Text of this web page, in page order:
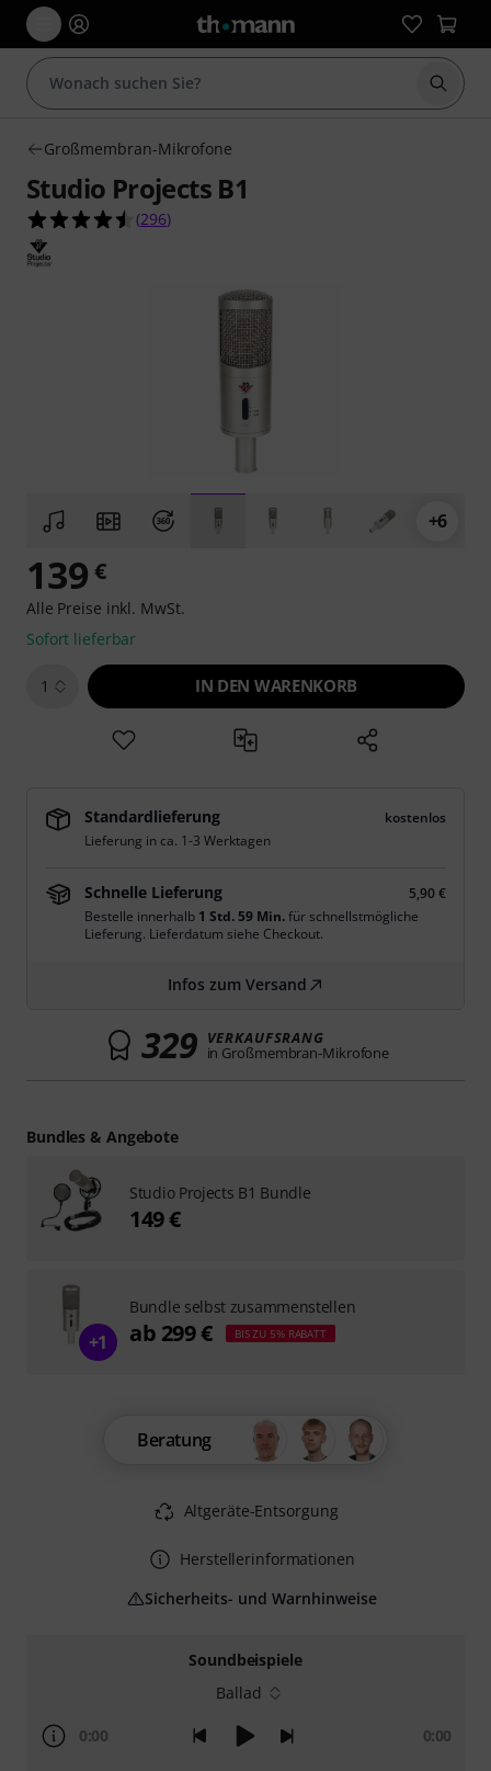
Suche
Großmembran-Mikrofone
Studio Projects B1
4.5 von 5 Sternen aus 296 Kundenbewertungen
(296)
+6
Soundbeispiele
Ballad
0:00 0:00
139 €
Alle Preise inkl. MwSt.
Sofort lieferbar
1 IN DEN WARENKORB
Standardlieferung
kostenlos
Lieferung in ca. 1-3 Werktagen
Schnelle Lieferung
5,90 €
Bestelle innerhalb 1 Std. 59 Min.für schnellstmögliche
Lieferung. Lieferdatum siehe Checkout.
Infos zum Versand
329 VERKAUFSRANG
in Großmembran-Mikrofone
Beratung
Altgeräte-Entsorgung
Herstellerinformationen
Sicherheits- und Warnhinweise
Bundles & Angebote
Studio Projects B1 Bundle
149 €
+1
Bundle selbst zusammenstellen
ab 299 € BIS ZU 5% RABATT